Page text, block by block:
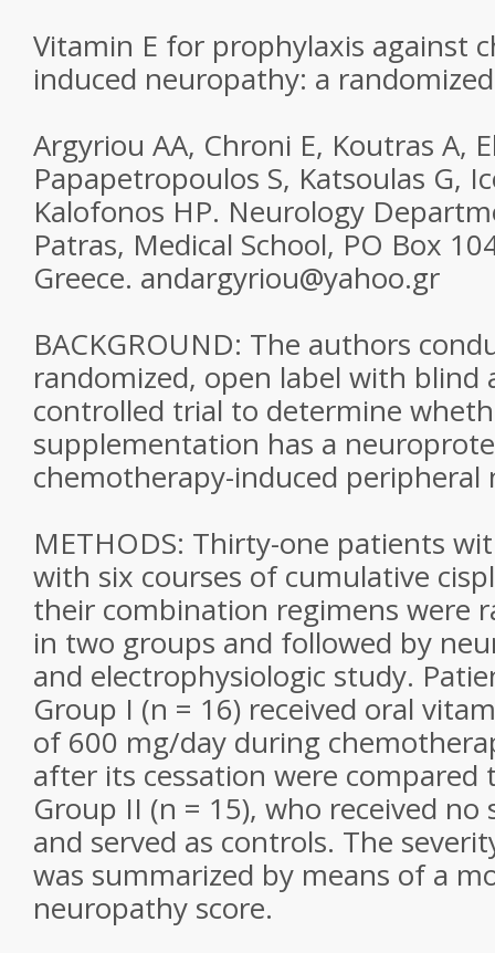
Vitamin E for prophylaxis against
induced neuropathy: a
Argyriou AA, Chroni E, Koutras A,
Papapetropoulos S, Katsoulas G,
Kalofonos HP. Neurology
Patras, Medical School, PO Box
Greece. andargyriou@yahoo.gr
BACKGROUND: The authors
randomized, open label with blind
controlled trial to determine
supplementation has a
chemotherapy-induced peripheral
METHODS: Thirty-one patients
with six courses of cumulative
their combination regimens were
in two groups and followed by
and electrophysiologic study.
Group I (n = 16) received oral
of 600 mg/day during
after its cessation were
Group II (n = 15), who received
and served as controls. The
was summarized by means of a
neuropathy score.